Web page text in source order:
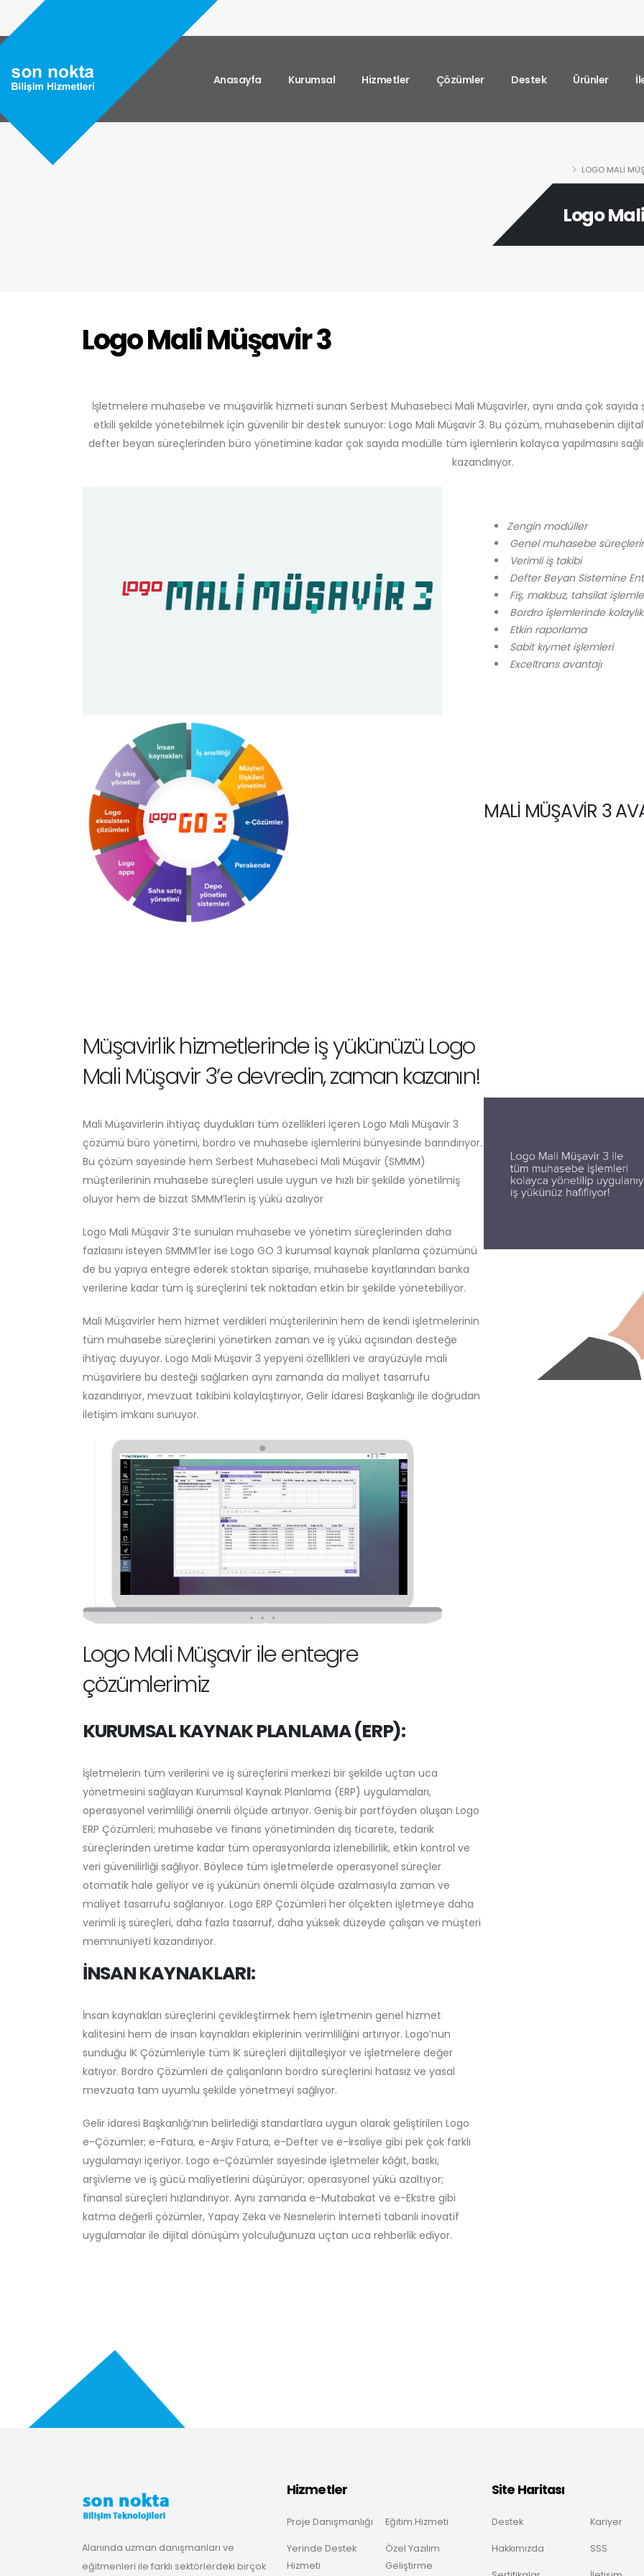
Anasayfa Kurumsal Hizmetler Çözümler Destek Ürünler
LOGO MALI
Logo
Logo Mali Müşavir 3
İşletmelere muhasebe ve müşavirlik hizmeti sunan Serbest Muhasebeci Mali Müşavirler, aynı anda çok
etkili şekilde yönetebilmek için güvenilir bir destek sunuyor: Logo Mali Müşavir 3. Bu çözüm, muhasebenin
defter beyan süreçlerinden büro yönetimine kadar çok sayıda modülle tüm işlemlerin kolayca yapılmasını
kazandırıyor.
Zengin modüller
Genel muhasebe
Verimli iş takibi
Defter Beyan Sistemine
Fiş, makbuz, tahsilat
Bordro işlemlerinde kolaylık
Etkin raporlama
Sabit kıymet işlemleri
Exceltrans avantajı
MALI MÜŞAVIR 3
Müşavirlik hizmetlerinde iş yükünüzü Logo
Mali Müşavir 3’e devredin, zaman kazanın!
Mali Müşavirlerin ihtiyaç duydukları tüm özellikleri içeren Logo Mali Müşavir 3
çözümü büro yönetimi, bordro ve muhasebe işlemlerini bünyesinde barındırıyor.
Bu çözüm sayesinde hem Serbest Muhasebeci Mali Müşavir (SMMM)
müşterilerinin muhasebe süreçleri usule uygun ve hızlı bir şekilde yönetilmiş
oluyor hem de bizzat SMMM’lerin iş yükü azalıyor
Logo Mali Müşavir 3’te sunulan muhasebe ve yönetim süreçlerinden daha
fazlasını isteyen SMMM’ler ise Logo GO 3 kurumsal kaynak planlama çözümünü
de bu yapıya entegre ederek stoktan siparişe, muhasebe kayıtlarından banka
verilerine kadar tüm iş süreçlerini tek noktadan etkin bir şekilde yönetebiliyor.
Mali Müşavirler hem hizmet verdikleri müşterilerinin hem de kendi işletmelerinin
tüm muhasebe süreçlerini yönetirken zaman ve iş yükü açısından desteğe
ihtiyaç duyuyor. Logo Mali Müşavir 3 yepyeni özellikleri ve arayüzüyle mali
müşavirlere bu desteği sağlarken aynı zamanda da maliyet tasarrufu
kazandırıyor, mevzuat takibini kolaylaştırıyor, Gelir İdaresi Başkanlığı ile doğrudan
iletişim imkanı sunuyor.
Logo Mali Müşavir ile entegre
çözümlerimiz
KURUMSAL KAYNAK PLANLAMA (ERP):
İşletmelerin tüm verilerini ve iş süreçlerini merkezi bir şekilde uçtan uca
yönetmesini sağlayan Kurumsal Kaynak Planlama (ERP) uygulamaları,
operasyonel verimliliği önemli ölçüde artırıyor. Geniş bir portföyden oluşan Logo
ERP Çözümleri; muhasebe ve finans yönetiminden dış ticarete, tedarik
süreçlerinden üretime kadar tüm operasyonlarda izlenebilirlik, etkin kontrol ve
veri güvenilirliği sağlıyor. Böylece tüm işletmelerde operasyonel süreçler
otomatik hale geliyor ve iş yükünün önemli ölçüde azalmasıyla zaman ve
maliyet tasarrufu sağlanıyor. Logo ERP Çözümleri her ölçekten işletmeye daha
verimli iş süreçleri, daha fazla tasarruf, daha yüksek düzeyde çalışan ve müşteri
memnuniyeti kazandırıyor.
İNSAN KAYNAKLARI:
İnsan kaynakları süreçlerini çevikleştirmek hem işletmenin genel hizmet
kalitesini hem de insan kaynakları ekiplerinin verimliliğini artırıyor. Logo’nun
sunduğu İK Çözümleriyle tüm İK süreçleri dijitalleşiyor ve işletmelere değer
katıyor. Bordro Çözümleri de çalışanların bordro süreçlerini hatasız ve yasal
mevzuata tam uyumlu şekilde yönetmeyi sağlıyor.
Gelir idaresi Başkanlığı’nın belirlediği standartlara uygun olarak geliştirilen Logo
e-Çözümler; e-Fatura, e-Arşiv Fatura, e-Defter ve e-İrsaliye gibi pek çok farklı
uygulamayı içeriyor. Logo e-Çözümler sayesinde işletmeler kâğıt, baskı,
arşivleme ve iş gücü maliyetlerini düşürüyor; operasyonel yükü azaltıyor;
finansal süreçleri hızlandırıyor. Aynı zamanda e-Mutabakat ve e-Ekstre gibi
katma değerli çözümler, Yapay Zeka ve Nesnelerin İnterneti tabanlı inovatif
uygulamalar ile dijital dönüşüm yolculuğunuza uçtan uca rehberlik ediyor.
Alanında uzman danışmanları ve
eğitmenleri ile farklı sektörlerdeki birçok
Hizmetler
Proje Danışmanlığı
Yerinde Destek
Hizmeti
Eğitim Hizmeti
Özel Yazılım
Geliştirme
Site Haritası
Destek
Hakkımızda
Kariyer
SSS